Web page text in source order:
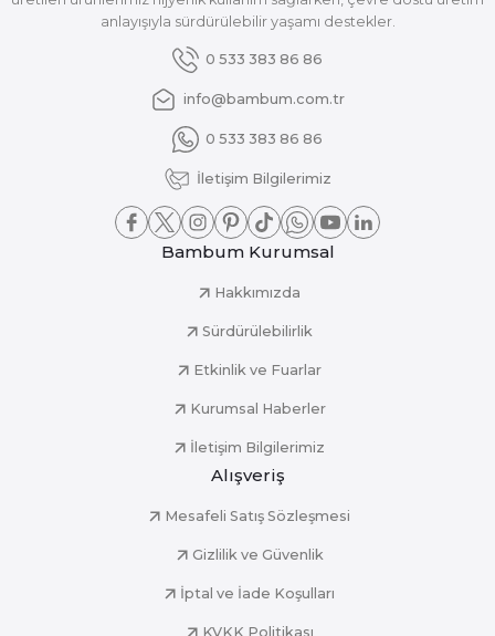
anlayışıyla sürdürülebilir yaşamı destekler.
0 533 383 86 86
info@bambum.com.tr
0 533 383 86 86
İletişim Bilgilerimiz
Bambum Kurumsal
Hakkımızda
Sürdürülebilirlik
Etkinlik ve Fuarlar
Kurumsal Haberler
İletişim Bilgilerimiz
Alışveriş
Mesafeli Satış Sözleşmesi
Gizlilik ve Güvenlik
İptal ve İade Koşulları
KVKK Politikası